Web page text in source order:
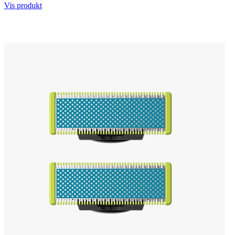
Vis produkt